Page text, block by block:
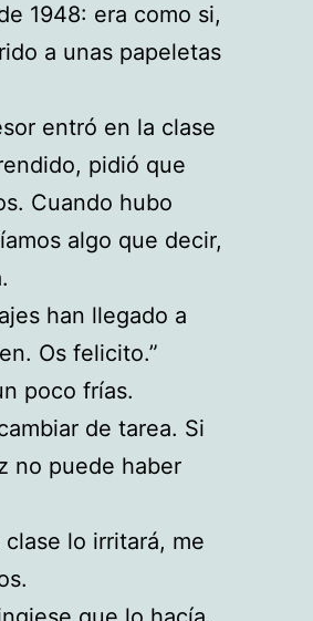
1948: era como si,
a unas papeletas
entró en la clase
pidió que
Cuando hubo
algo que decir,
han llegado a
Os felicito.”
poco frías.
de tarea. Si
no puede haber
lo irritará, me